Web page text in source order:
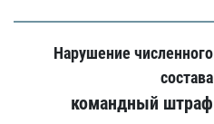
Нарушение численного
состава
командный штраф